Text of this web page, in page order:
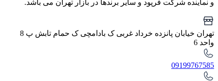
و نماینده شرکت فرپود و سایر برندها در بازار تهران می باشد.
تهران خیابان پانزده خرداد غربی ک بادامچی ک حمام تابش پ 8
واحد 6
09199767585